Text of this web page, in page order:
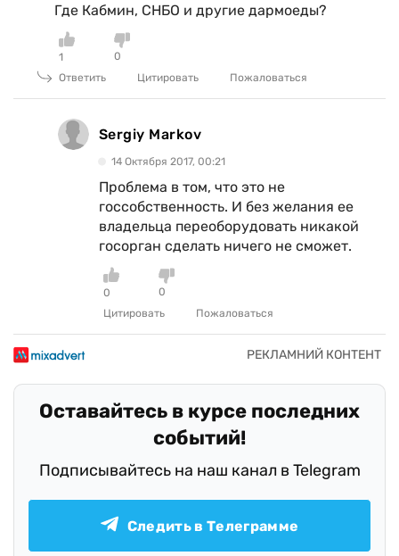
Где Кабмин, СНБО и другие дармоеды?
1
0
Ответить
Цитировать Пожаловаться
Sergiy Markov
14 Октября 2017, 00:21
Проблема в том, что это не
госсобственность. И без желания ее
владельца переоборудовать никакой
госорган сделать ничего не сможет.
0
0
Цитировать
Пожаловаться
Оставайтесь в курсе последних
событий!
Подписывайтесь на наш канал в Telegram
Следить в Телеграмме